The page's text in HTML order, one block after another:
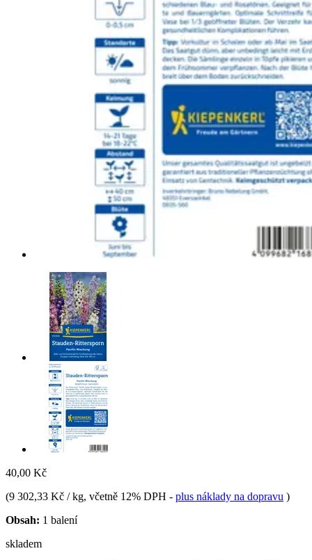
40,00 Kč
(9 302,33 Kč / kg, včetně 12% DPH - plus náklady na dopravu )
Obsah: 1 balení
skladem